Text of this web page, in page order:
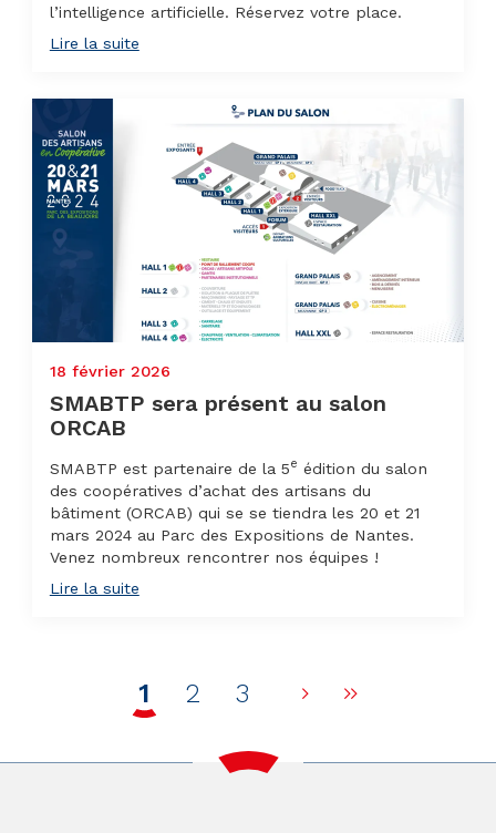
l’intelligence artificielle. Réservez votre place.
Lire la suite
18 février 2026
SMABTP sera présent au salon
ORCAB
SMABTP est partenaire de la 5e édition du salon
des coopératives d’achat des artisans du
bâtiment (ORCAB) qui se se tiendra les 20 et 21
mars 2024 au Parc des Expositions de Nantes.
Venez nombreux rencontrer nos équipes !
Lire la suite
1 2 3
Page suivante